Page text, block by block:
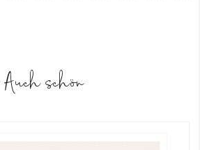
Auch schön